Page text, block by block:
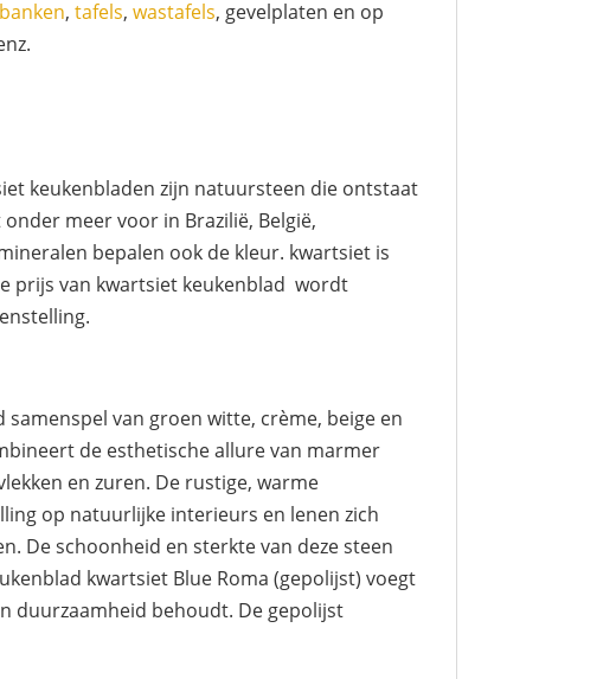
,tafels,wastafels, gevelplaten en op
keukenbladen zijn natuursteen die ontstaat
meer voor in Brazilië, België,
bepalen ook de kleur. kwartsiet is
prijs van kwartsiet keukenblad wordt
van groen witte, crème, beige en
de esthetische allure van marmer
en zuren. De rustige, warme
op natuurlijke interieurs en lenen zich
De schoonheid en sterkte van deze steen
kwartsiet Blue Roma (gepolijst) voegt
duurzaamheid behoudt. De gepolijst